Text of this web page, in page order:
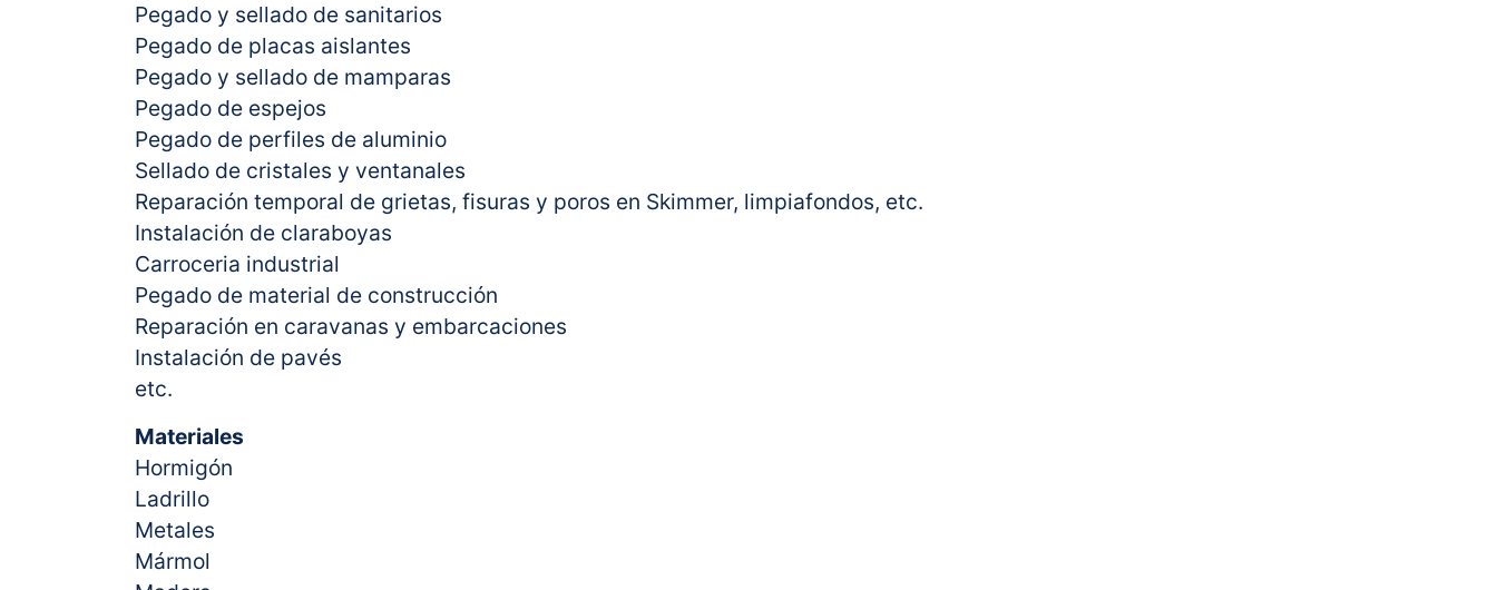
Pegado y sellado de sanitarios
Pegado de placas aislantes
Pegado y sellado de mamparas
Pegado de espejos
Pegado de perfiles de aluminio
Sellado de cristales y ventanales
Reparación temporal de grietas, fisuras y poros en Skimmer, limpiafondos, etc.
Instalación de claraboyas
Carroceria industrial
Pegado de material de construcción
Reparación en caravanas y embarcaciones
Instalación de pavés
etc.
Materiales
Hormigón
Ladrillo
Metales
Mármol